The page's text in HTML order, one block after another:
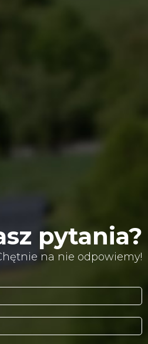
pytania?
na nie odpowiemy!